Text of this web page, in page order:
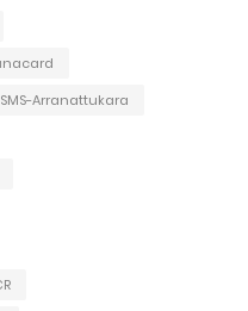
Arranattukara